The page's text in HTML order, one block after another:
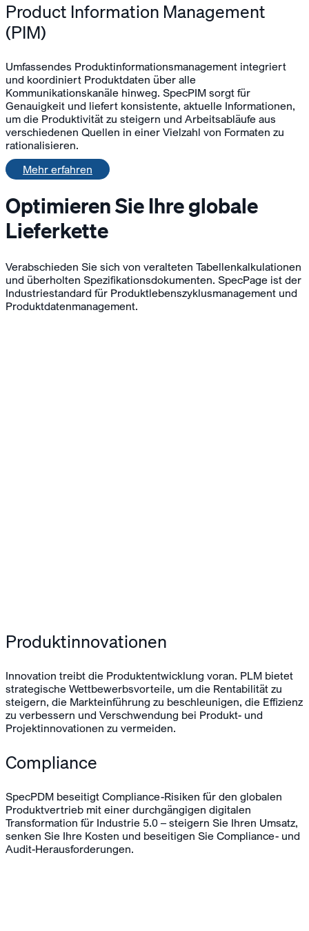
Product Information Management
(PIM)
Umfassendes Produktinformationsmanagement integriert
und koordiniert Produktdaten über alle
Kommunikationskanäle hinweg. SpecPIM sorgt für
Genauigkeit und liefert konsistente, aktuelle Informationen,
um die Produktivität zu steigern und Arbeitsabläufe aus
verschiedenen Quellen in einer Vielzahl von Formaten zu
rationalisieren.
Mehr erfahren
Optimieren Sie Ihre globale
Lieferkette
Verabschieden Sie sich von veralteten Tabellenkalkulationen
und überholten Spezifikationsdokumenten. SpecPage ist der
Industriestandard für Produktlebenszyklusmanagement und
Produktdatenmanagement.
Produktinnovationen
Innovation treibt die Produktentwicklung voran. PLM bietet
strategische Wettbewerbsvorteile, um die Rentabilität zu
steigern, die Markteinführung zu beschleunigen, die Effizienz
zu verbessern und Verschwendung bei Produkt- und
Projektinnovationen zu vermeiden.
Compliance
SpecPDM beseitigt Compliance-Risiken für den globalen
Produktvertrieb mit einer durchgängigen digitalen
Transformation für Industrie 5.0 – steigern Sie Ihren Umsatz,
senken Sie Ihre Kosten und beseitigen Sie Compliance- und
Audit-Herausforderungen.